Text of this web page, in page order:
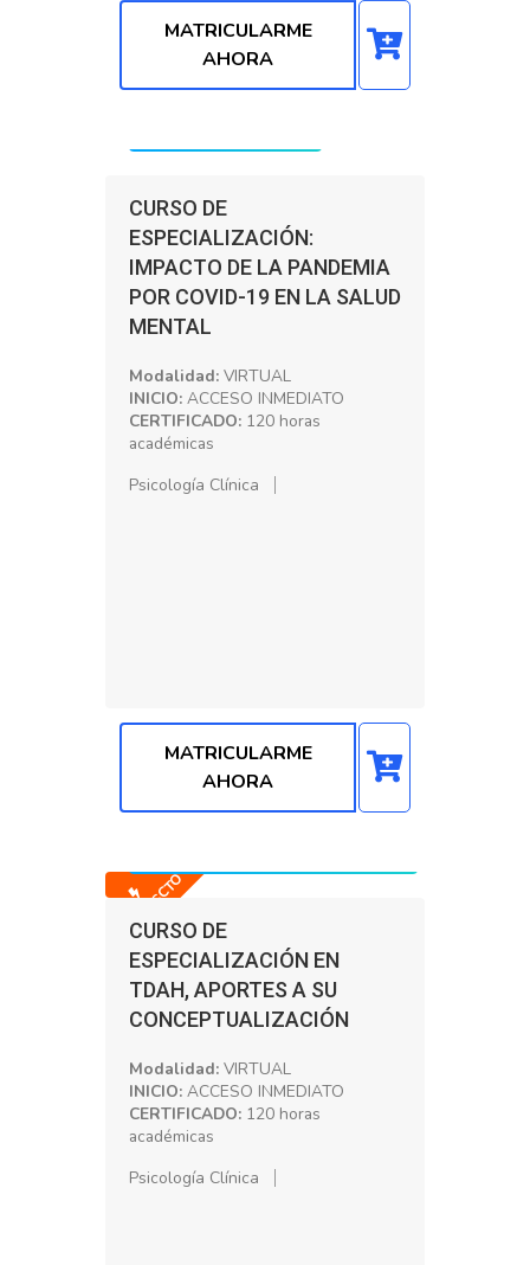
MATRICULARME
AHORA
CURSO DE
ESPECIALIZACIÓN:
IMPACTO DE LA PANDEMIA
POR COVID-19 EN LA SALUD
MENTAL
Modalidad: VIRTUAL
INICIO: ACCESO INMEDIATO
CERTIFICADO: 120 horas
académicas
Psicología Clínica
MATRICULARME
AHORA
-20% DSCTO
CURSO DE
ESPECIALIZACIÓN EN
TDAH, APORTES A SU
CONCEPTUALIZACIÓN
Modalidad: VIRTUAL
INICIO: ACCESO INMEDIATO
CERTIFICADO: 120 horas
académicas
Psicología Clínica